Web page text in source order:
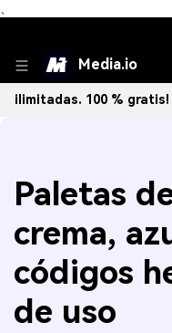
、
Media.io
100 % gratis!
Paletas
crema,
códigos
de uso